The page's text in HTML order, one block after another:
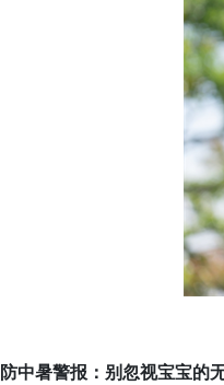
防中暑警报：别忽视宝宝的